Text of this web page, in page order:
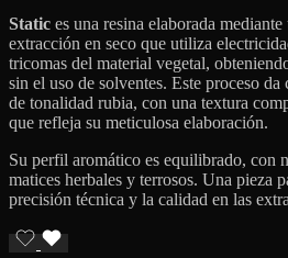
Static es una resina elaborada
extracción en seco que utiliza
tricomas del material vegetal,
sin el uso de solventes. Este proceso da
de tonalidad rubia, con una textura
que refleja su meticulosa elaboración.
Su perfil aromático es equilibrado, con
matices herbales y terrosos. Una pieza
precisión técnica y la calidad en las